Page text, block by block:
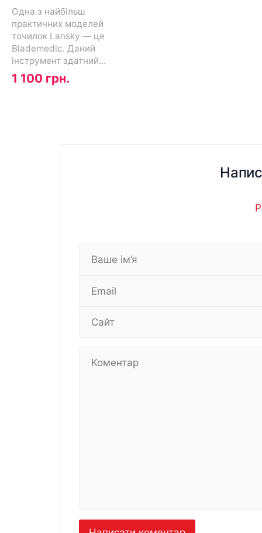
Одна з найбільш
практичних моделей
точилок Lansky — це
Blademedic. Даний
інструмент здатний...
1 100 грн.